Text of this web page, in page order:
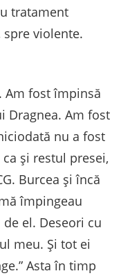
tratament
violente.
Am fost împinsă
Dragnea. Am fost
nu a fost
și restul presei,
Burcea și încă
împingeau
el. Deseori cu
meu. Și tot ei
Asta în timp